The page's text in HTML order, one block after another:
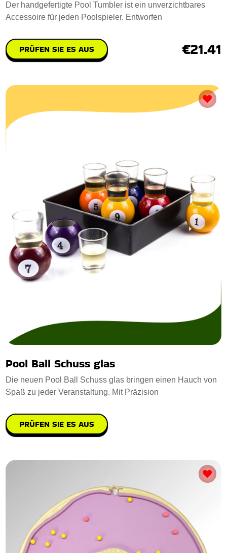
Der handgefertigte Pool Tumbler ist ein unverzichtbares
Accessoire für jeden Poolspieler. Entworfen
PRÜFEN SIE ES AUS €21.41
Pool Ball Schuss glas
Die neuen Pool Ball Schuss glas bringen einen Hauch von
Spaß zu jeder Veranstaltung. Mit Präzision
PRÜFEN SIE ES AUS